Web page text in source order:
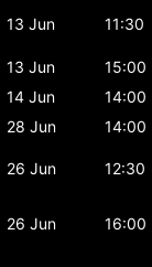
13 Jun 11:30
13 Jun
15:00
14 Jun
14:00
28 Jun
14:00
26 Jun 12:30
26 Jun 16:00